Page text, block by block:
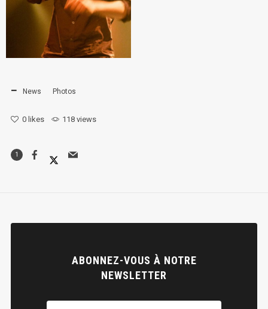
News Photos
0 likes 118 views
1
ABONNEZ-VOUS À NOTRE
NEWSLETTER